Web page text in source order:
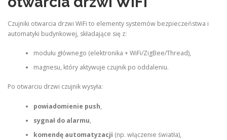
Czujniki otwarcia drzwi WiFi to elementy systemów bezpieczeństwa i
automatyki budynkowej, składające się z:
modułu głównego (elektronika + WiFi/ZigBee/Thread),
magnesu, który aktywuje czujnik po oddaleniu.
Po otwarciu drzwi czujnik wysyła:
powiadomienie push,
sygnał do alarmu,
komendę automatyzacji (np. włączenie światła),